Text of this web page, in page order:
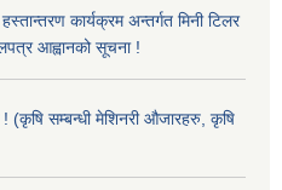
कार्यक्रम अन्तर्गत मिनी टिलर
आह्वानको सूचना !
सम्बन्धी मेशिनरी औजारहरु, कृषि